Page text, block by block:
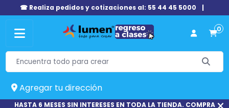
☎ Realiza pedidos y cotizaciones al: 55 44 45 5000 |
0
Agregar tu dirección
HASTA 6 MESES SIN INTERESES EN TODA LA TIENDA. COMPRA